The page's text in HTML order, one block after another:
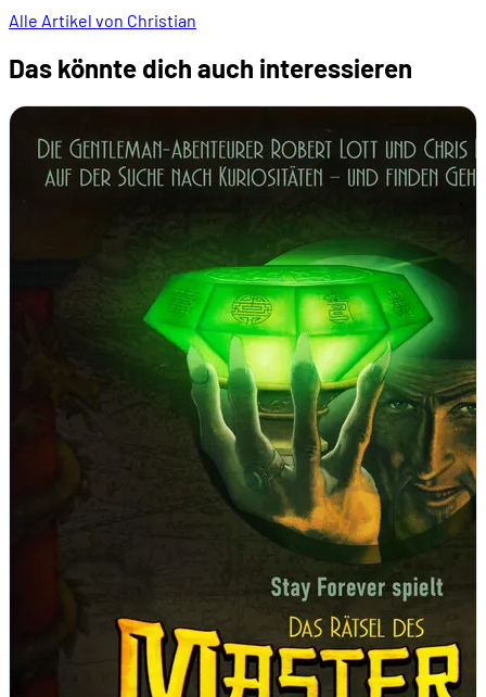
Alle Artikel von Christian
Das könnte dich auch interessieren